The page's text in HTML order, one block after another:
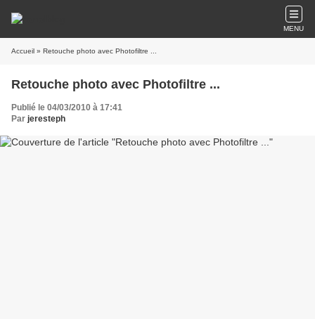
MENU
Accueil » Retouche photo avec Photofiltre ...
Retouche photo avec Photofiltre ...
Publié le 04/03/2010 à 17:41
Par jeresteph